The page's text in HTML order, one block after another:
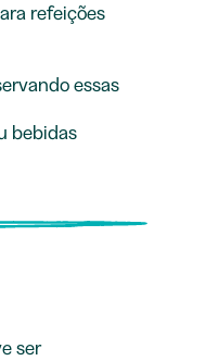
refeições
essas
bebidas
ser